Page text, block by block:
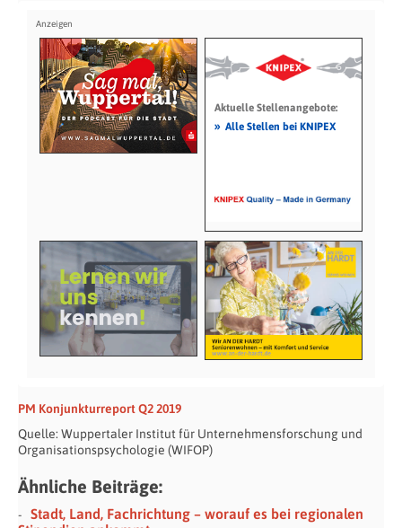
Aktuelle Stellenangebote:
» Alle Stellen bei KNIPEX
PM Konjunkturreport Q2 2019
Quelle: Wuppertaler Institut für Unternehmensforschung und
Organisationspsychologie (WIFOP)
Ähnliche Beiträge:
Stadt, Land, Fachrichtung – worauf es bei regionalen